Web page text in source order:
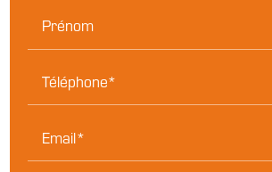
Prénom
Téléphone*
Email*